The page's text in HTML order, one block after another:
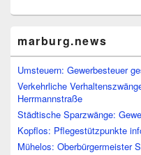
marburg.news
Umsteuern: Gewerbesteuer
Verkehrliche
Herrmannstraße
Städtische Sparzwänge:
Kopflos: Pflegestützpunkte
Mühelos: Oberbürgermeister